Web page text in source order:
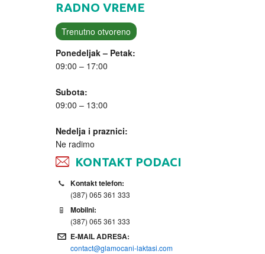
RADNO VREME
Trenutno otvoreno
Ponedeljak – Petak:
09:00 – 17:00
Subota:
09:00 – 13:00
Nedelja i praznici:
Ne radimo
KONTAKT PODACI
Kontakt telefon:
(387) 065 361 333
Mobilni:
(387) 065 361 333
E-MAIL ADRESA:
contact@glamocani-laktasi.com